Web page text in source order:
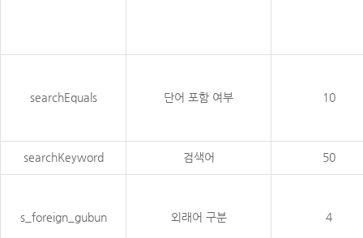
searchEquals 단어 포함 여부 10
searchKeyword 검색어 50
s_foreign_gubun 외래어 구분 4